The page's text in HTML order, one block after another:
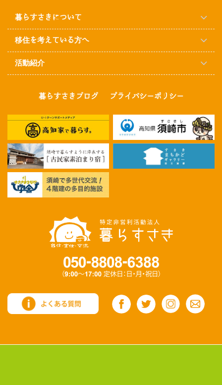
暮らすさきについて
移住を考えている方へ
活動紹介
暮らすさきブログ プライバシーポリシー